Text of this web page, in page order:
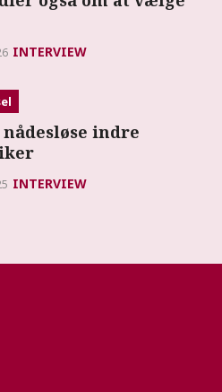
INTERVIEW
nådesløse indre
INTERVIEW